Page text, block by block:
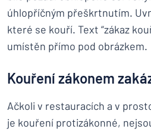
úhlopříčným přeškrtnutím.
které se kouří. Text “zákaz
umístěn přímo pod obrázkem.
Kouření zákonem
Ačkoli v restauracích a v
je kouření protizákonné,